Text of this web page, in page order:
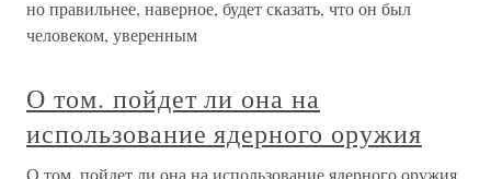
но правильнее, наверное, будет сказать, что он был
человеком, уверенным
О том. пойдет ли она на
использование ядерного оружия